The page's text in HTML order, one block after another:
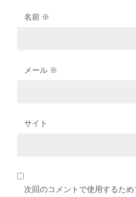
名前 ※
メール ※
サイト
次回のコメントで使用するた